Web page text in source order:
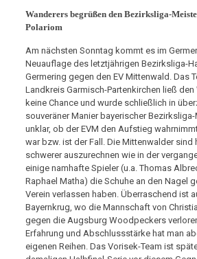
Wanderers begrüßen den Bezirksliga-
Polariom
Am nächsten Sonntag kommt es im
Neuauflage des letztjährigen Bezirksliga-
Germering gegen den EV Mittenwald. Das
Landkreis Garmisch-Partenkirchen ließ
keine Chance und wurde schließlich in
souveräner Manier bayerischer
unklar, ob der EVM den Aufstieg
war bzw. ist der Fall. Die Mittenwalder sind
schwerer auszurechnen wie in der
einige namhafte Spieler (u.a. Thomas
Raphael Matha) die Schuhe an den Nagel
Verein verlassen haben. Überraschend ist
Bayernkrug, wo die Mannschaft von
gegen die Augsburg Woodpeckers
Erfahrung und Abschlussstärke hat man
eigenen Reihen. Das Vorisek-Team ist